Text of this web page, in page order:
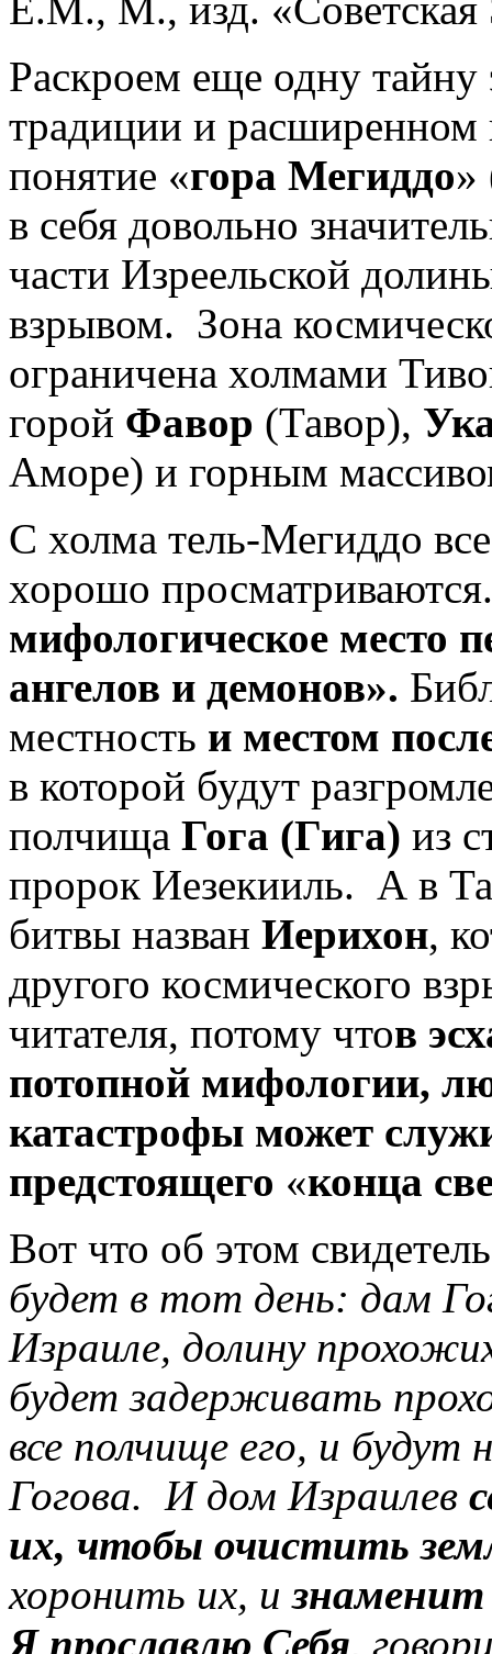
Раскроем еще одну тайну
традиции и расширенном
понятие «гора Мегиддо»
в себя довольно
части Изреельской
взрывом. Зона
ограничена холмами
горой Фавор (Тавор),
Аморе) и горным
С холма тель-Мегиддо
хорошо
мифологическое место
ангелов и демонов».
местность и местом
в которой будут
полчища Гога (Гига) из
пророк Иезекииль. А в
битвы назван Иерихон,
другого космического
читателя, потому чтов
потопной мифологии,
катастрофы может
предстоящего «конца
Вот что об этом
будет в тот день: дам
Израиле, долину
будет задерживать
все полчище его, и будут
Гогова. И дом Израилев
их, чтобы очистить
хоронить их, изнаменит
Я прославлю Себя,